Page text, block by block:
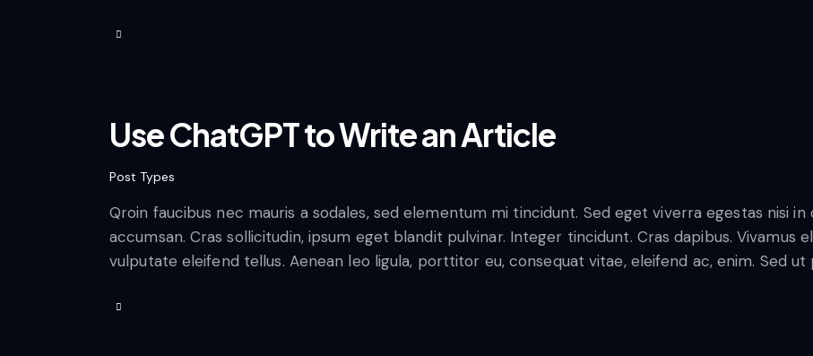
Use ChatGPT to Write an Article
Post Types
Qroin faucibus nec mauris a sodales, sed elementum mi tincidunt. Sed eget viverra egestas nisi in
accumsan. Cras sollicitudin, ipsum eget blandit pulvinar. Integer tincidunt. Cras dapibus. Vivamus
vulputate eleifend tellus. Aenean leo ligula, porttitor eu, consequat vitae, eleifend ac, enim. Sed ut